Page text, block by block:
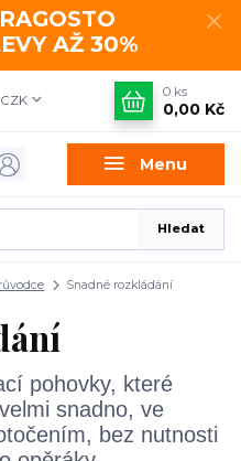
AŽ 30%
Menu
CZK
Hledat
0 ks
0,00 Kč
Snadné rozkládání
pohovky, které
snadno, ve
bez nutnosti